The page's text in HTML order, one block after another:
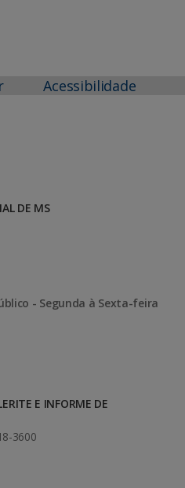
Acessibilidade
DE MS
- Segunda à Sexta-feira
E INFORME DE
3600